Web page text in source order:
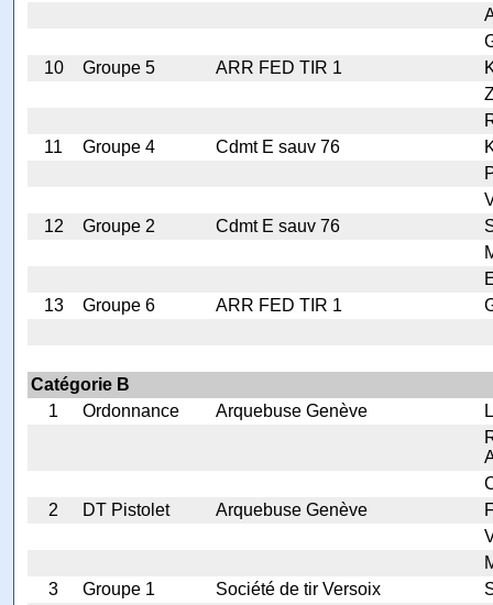
10
Groupe 5 ARR FED TIR 1
11
Groupe 4 Cdmt E sauv 76
12
Groupe 2 Cdmt E sauv 76
13
Groupe 6 ARR FED TIR 1
Catégorie B
1
Ordonnance Arquebuse Genève
2
DT Pistolet Arquebuse Genève
3
Groupe 1 Société de tir Versoix